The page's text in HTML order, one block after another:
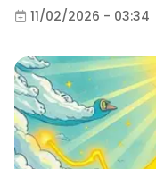
11/02/2026 - 03:34